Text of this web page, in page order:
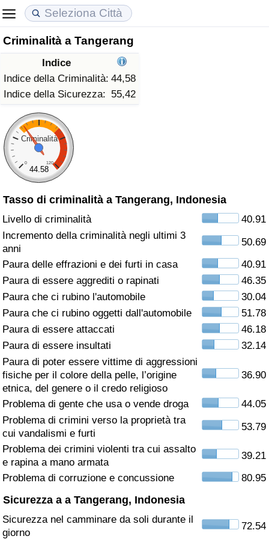
Criminalità a Tangerang
Indice
Indice della Criminalità: 44,58
Indice della Sicurezza: 55,42
Criminalità
0 120
44.58
Tasso di criminalità a Tangerang, Indonesia
Livello di criminalità
40.91
Incremento della criminalità negli ultimi 3
anni
50.69
Paura delle effrazioni e dei furti in casa
40.91
Paura di essere aggrediti o rapinati
46.35
Paura che ci rubino l'automobile
30.04
Paura che ci rubino oggetti dall'automobile
51.78
Paura di essere attaccati
46.18
Paura di essere insultati
32.14
Paura di poter essere vittime di aggressioni
fisiche per il colore della pelle, l’origine
etnica, del genere o il credo religioso
36.90
Problema di gente che usa o vende droga
44.05
Problema di crimini verso la proprietà tra
cui vandalismi e furti
53.79
Problema dei crimini violenti tra cui assalto
e rapina a mano armata
39.21
Problema di corruzione e concussione
80.95
Sicurezza a a Tangerang, Indonesia
Sicurezza nel camminare da soli durante il
giorno
72.54
Costo della vita
Indice Del Costo Della Vita (corrente)
Indice Del Costo Della Vita
Indice del Costo della Vita per Nazione
ad Aqaba
Prezzi degli immobili
Indice del Prezzo delle Case (Corrente)
Indice del Prezzo delle Case
Indice del Prezzo delle Case per Nazione
Qualità della Vita
Indice della Qualità della Vita
Indice della Qualità della Vita (Corrente)
Indice della qualità della vita per Paese
Criminalità
Indice del Tasso di Criminalità (Corrente)
Indice della Criminalità
Indice di criminalità per paese
Assistenza Sanitaria
Indice dell’Assistenza Sanitaria (Corrente)
Indice dell’Assistenza Sanitaria
Indice dell’Assistenza Sanitaria per
Nazione
Inquinamento
Indice dell’Inquinamento (Corrente)
Indice dell’Inquinamento per Nazione